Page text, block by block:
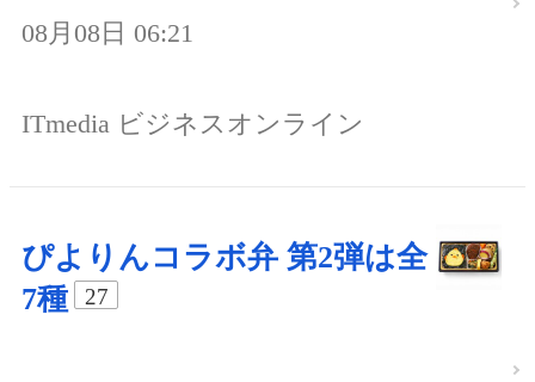
08月08日 06:21
ITmedia ビジネスオンライン
ぴよりんコラボ弁 第2弾は全
7種
27